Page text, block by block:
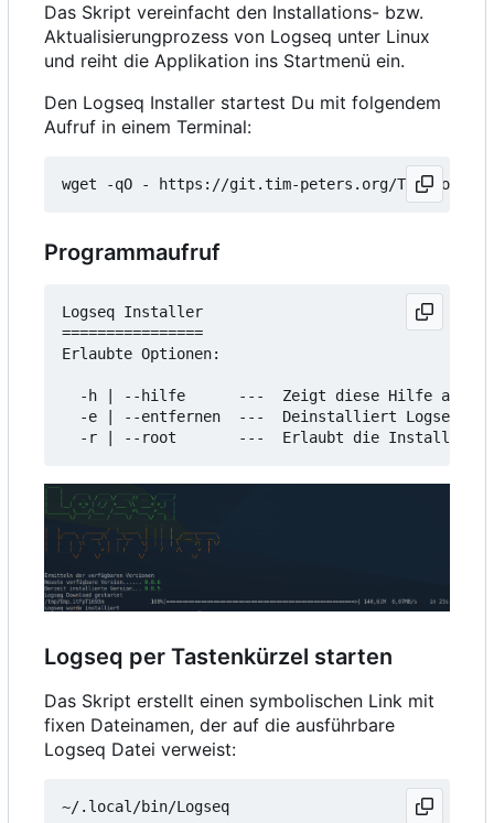
Das Skript vereinfacht den Installations- bzw.
Aktualisierungprozess von Logseq unter Linux
und reiht die Applikation ins Startmenü ein.
Den Logseq Installer startest Du mit folgendem
Aufruf in einem Terminal:
wget -qO - https://git.tim-peters.org/Tim/
Programmaufruf
Logseq Installer
================
Erlaubte Optionen:
  -h | --hilfe      ---  Zeigt diese Hilfe an
  -e | --entfernen  ---  Deinstalliert Logseq
Logseq per Tastenkürzel starten
Das Skript erstellt einen symbolischen Link mit
fixen Dateinamen, der auf die ausführbare
Logseq Datei verweist: